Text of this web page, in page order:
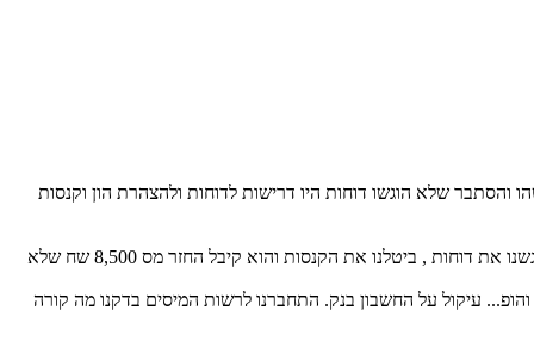
שלא הוגשו דוחות היו דרישות לדוחות ולהצהרת הון וקנסות
לקוח שהגיע עם קנסות ועיקולים על אי הגשת דוחות לא היה לו מושג עבור אלו שנים עליו להגיש בתוך שעה התחברנו לרשות המיסים הבנו מה הבעיה הגשנו את דוחות , ביטלנו את הקנסות והוא קיבל החזר מס 8,500 שח שלא
ומתי והופ... עיקול על החשבון בנק. התחברנו לרשות המיסים בדקנו מה קורה